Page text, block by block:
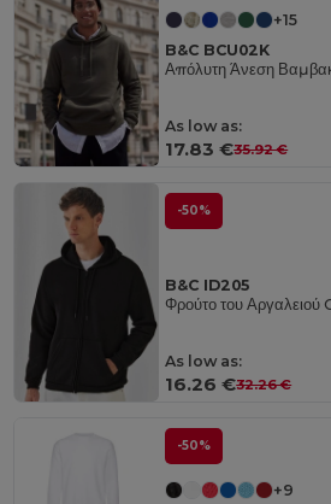
+15
B&C BCU02K
As low as:
17.83 €35.92 €
-50%
B&C ID205
As low as:
16.26 €32.26 €
-50%
+9